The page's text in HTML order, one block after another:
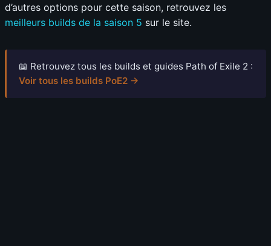
d’autres options pour cette saison, retrouvez les
meilleurs builds de la saison 5 sur le site.
📖 Retrouvez tous les builds et guides Path of Exile 2 :
Voir tous les builds PoE2 →